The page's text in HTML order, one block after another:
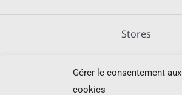
Gérer le consentement aux
cookies
Stores
Métallerie